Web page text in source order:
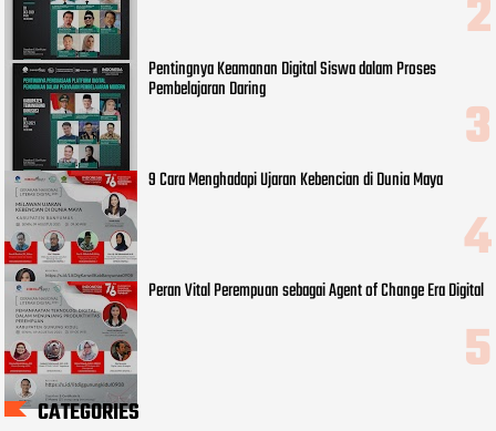
Pentingnya Keamanan Digital Siswa dalam Proses
Pembelajaran Daring
9 Cara Menghadapi Ujaran Kebencian di Dunia Maya
Peran Vital Perempuan sebagai Agent of Change Era Digital
CATEGORIES